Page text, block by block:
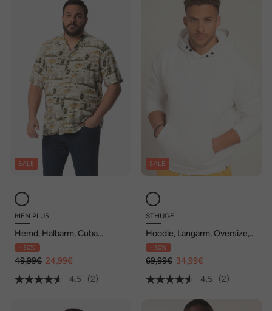
SALE
MEN PLUS
Hemd, Halbarm, Cuba
Kragen, kastiger Fit,
Alloverprint, bis 8 XL
- 50%
49,99€ 24,99€
4.5
(2)
SALE
STHUGE
Hoodie, Langarm, Oversize,
Kapuze, Rückenprint, bis 8
XL- 50%
69,99€ 34,99€
4.5
(2)